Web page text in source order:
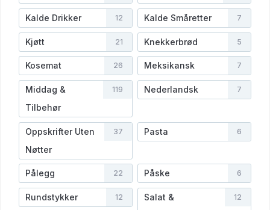
Kalde Drikker 12 Kalde Småretter 7
Kjøtt 21 Knekkerbrød 5
Kosemat 26 Meksikansk 7
Middag &
Tilbehør
119 Nederlandsk 7
Oppskrifter Uten
Nøtter
37 Pasta 6
Pålegg 22 Påske 6
Rundstykker 12 Salat & 12